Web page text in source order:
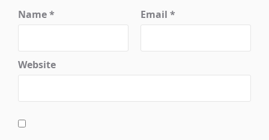
Name* Email *
Website